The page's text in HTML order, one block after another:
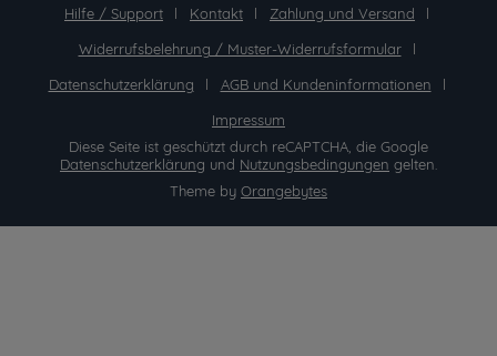
Hilfe / Support
Kontakt
Zahlung und Versand
Widerrufsbelehrung / Muster-Widerrufsformular
Datenschutzerklärung
AGB und Kundeninformationen
Impressum
Diese Seite ist geschützt durch reCAPTCHA, die Google
Datenschutzerklärung und Nutzungsbedingungen gelten.
Theme by Orangebytes